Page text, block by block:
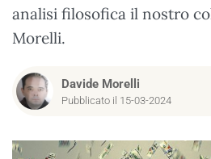
analisi filosofica il nostro
Morelli.
Davide Morelli
Pubblicato il 15-03-2024